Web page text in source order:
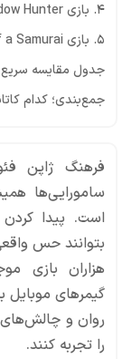
۴. بازی Ryuko: Legend of Shadow Hunter؛ ماجراجویی سه بعدی
۵. بازی Daisho: Survival of a Samurai؛ بقا در عصر سنگوکو
جدول مقایسه سریع
جمع‌بندی؛ کدام
فرهنگ ژاپن
سامورایی‌ها
است. پیدا
بتوانند حس
هزاران بازی
گیمرهای موبایل
روان و
را تجربه کنند.